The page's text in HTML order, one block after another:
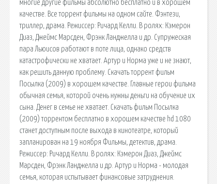
многие другие фильмы абсолютно бесплатно и в хорошем
качестве. Все торрент фильмы на одном сайте. Фэнтези,
триллер, драма. Режиссер: Ричард Келли. В ролях: Кэмерон
Диаз, Джеймс Марсден, Фрэнк Ланджелла и др. Супружеская
пара Льюисов работают в поте лица, однако средств
катастрофически не хватает. Артур и Норма уже и не знают,
как решить данную проблему. Скачать торрент фильм
Посылка (2009) в хорошем качестве. Главные герои фильма
обычная семья, которой очень нужны деньги на обучение их
сына. Денег в семье не хватает. Скачать фильм Посылка
(2009) торрентом бесплатно в хорошем качестве hd 1080
станет доступным после выхода в кинотеатре, который
запланирован на 19 ноября Фильмы, детектив, драма.
Режиссер: Ричард Келли. В ролях: Кэмерон Диаз, Джеймс
Марсден, Фрэнк Ланджелла и др. Артур и Норма - молодая
семья, которая испытывает финансовые затруднения.